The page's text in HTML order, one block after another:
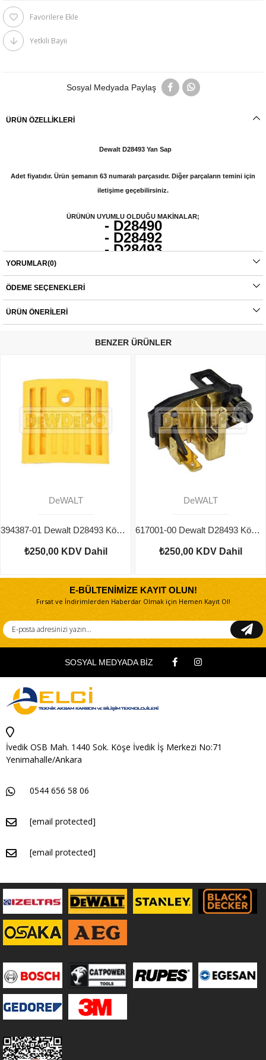
Favorilere Ekle
Yetkili Bayii
Sosyal Medyada Paylaş
ÜRÜN ÖZELLIKLERI
Dewalt D28493 Yan Sap
Adet fiyatıdır. Ürün şemanın 63 numaralı parçasıdır. Diğer parçaların temini için
iletişime geçebilirsiniz.
ÜRÜNÜN UYUMLU OLDUĞU MAKİNALAR;
- D28490
- D28492
- D28493
- DWE492
- DWE496
Orijinal yedek parçalarda garanti durumu; yetkili servislerin haricinde yapılan
montajlarda ürünlerin iade veya değişim süreçleri bulunmamaktadır. Yedek
Ürünlerin değişim süreçlerindeki kargo bedelleri müşteriye aittir.
YORUMLAR(0)
ÖDEME SEÇENEKLERI
ÜRÜN ÖNERILERI
BENZER ÜRÜNLER
DeWALT
394387-01 Dewalt D28493 Kömür Yuvası Kapağı
₺250,00 KDV Dahil
DeWALT
617001-00 Dewalt D28493 Kömür Yuvası
₺250,00 KDV Dahil
E-BÜLTENİMİZE KAYIT OLUN!
Fırsat ve İndirimlerden Haberdar Olmak için Hemen Kayıt Ol!
SOSYAL MEDYADA BİZ
İvedik OSB Mah. 1440 Sok. Köşe İvedik İş Merkezi No:71
Yenimahalle/Ankara
0544 656 58 06
[email protected]
[email protected]